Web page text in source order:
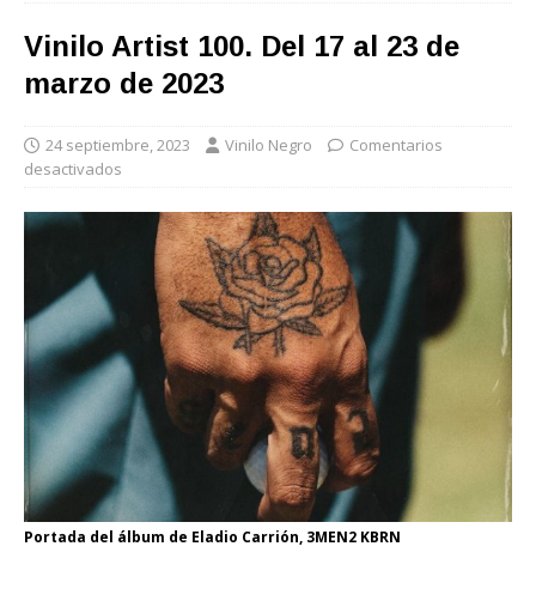
Vinilo Artist 100. Del 17 al 23 de
marzo de 2023
24 septiembre, 2023 Vinilo Negro
Comentarios
desactivados
Portada del álbum de Eladio Carrión, 3MEN2 KBRN